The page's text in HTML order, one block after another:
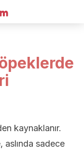
kaynaklanır.
aslında sadece